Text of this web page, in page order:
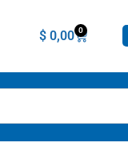
$0,00 0